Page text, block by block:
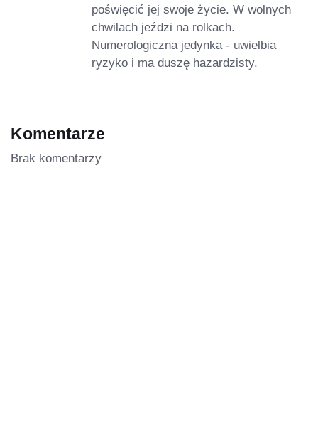
poświęcić jej swoje życie. W wolnych
chwilach jeździ na rolkach.
Numerologiczna jedynka - uwielbia
ryzyko i ma duszę hazardzisty.
Komentarze
Brak komentarzy